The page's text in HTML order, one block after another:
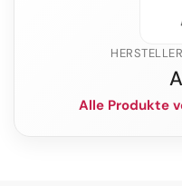
Alle Produkte